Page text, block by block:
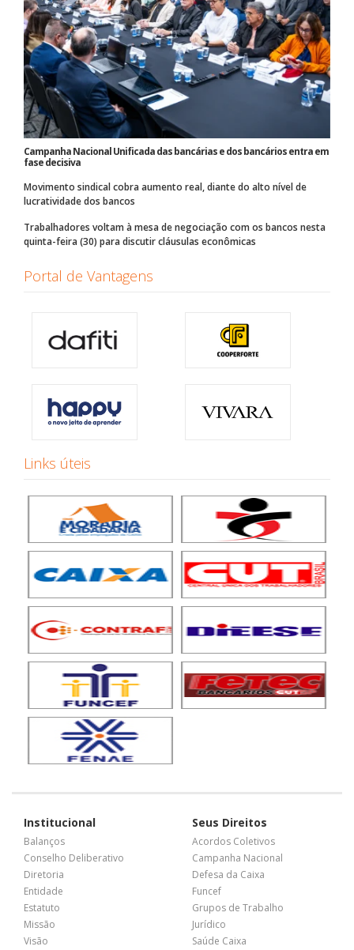
Campanha Nacional Unificada das bancárias e dos bancários entra em
fase decisiva
Movimento sindical cobra aumento real, diante do alto nível de
lucratividade dos bancos
Trabalhadores voltam à mesa de negociação com os bancos nesta
quinta-feira (30) para discutir cláusulas econômicas
Portal de Vantagens
Links úteis
Institucional
Balanços
Conselho Deliberativo
Diretoria
Entidade
Estatuto
Missão
Visão
Seus Direitos
Acordos Coletivos
Campanha Nacional
Defesa da Caixa
Funcef
Grupos de Trabalho
Jurídico
Saúde Caixa